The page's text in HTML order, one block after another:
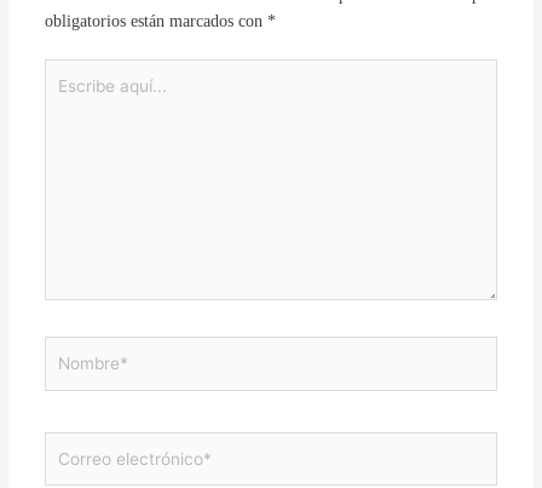
obligatorios están marcados con *
aquí...
electrónico*